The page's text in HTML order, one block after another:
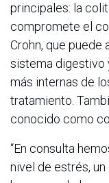
principales: la
compromete el
Crohn, que puede
sistema digestivo
más internas de
tratamiento.
conocido como
“En consulta
nivel de estrés,